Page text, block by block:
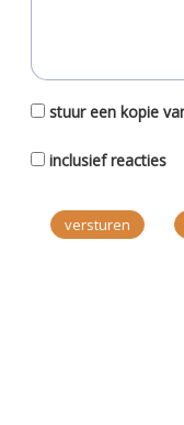
stuur een kopie
inclusief reacties
versturen